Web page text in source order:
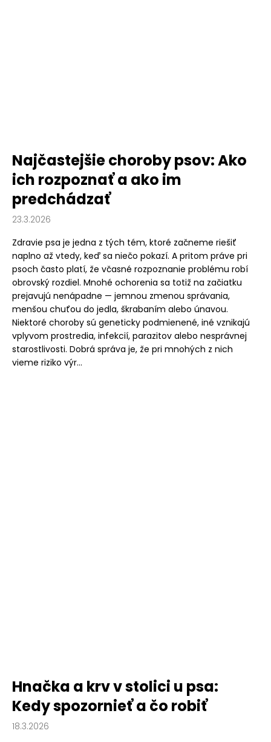
Najčastejšie choroby psov: Ako
ich rozpoznať a ako im
predchádzať
23.3.2026
Zdravie psa je jedna z tých tém, ktoré začneme riešiť
naplno až vtedy, keď sa niečo pokazí. A pritom práve pri
psoch často platí, že včasné rozpoznanie problému robí
obrovský rozdiel. Mnohé ochorenia sa totiž na začiatku
prejavujú nenápadne — jemnou zmenou správania,
menšou chuťou do jedla, škrabaním alebo únavou.
Niektoré choroby sú geneticky podmienené, iné vznikajú
vplyvom prostredia, infekcií, parazitov alebo nesprávnej
starostlivosti. Dobrá správa je, že pri mnohých z nich
vieme riziko výr...
Hnačka a krv v stolici u psa:
Kedy spozornieť a čo robiť
18.3.2026